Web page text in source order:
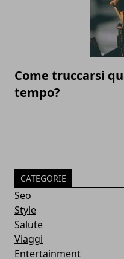
Come truccarsi
tempo?
CATEGORIE
Seo
Style
Salute
Viaggi
Entertainment